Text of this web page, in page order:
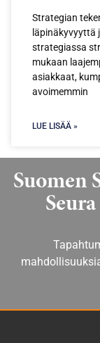
Strategian
läpinäkyvyyttä
strategiassa
mukaan
asiakkaat,
avoimemmin
LUE LISÄÄ »
Suomen